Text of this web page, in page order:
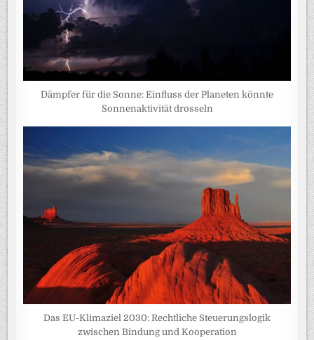
Dämpfer für die Sonne: Einfluss der Planeten könnte
Sonnenaktivität drosseln
Das EU-Klimaziel 2030: Rechtliche Steuerungslogik
zwischen Bindung und Kooperation